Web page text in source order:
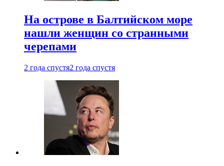
На острове в Балтийском море
нашли женщин со странными
черепами
2 года спустя2 года спустя